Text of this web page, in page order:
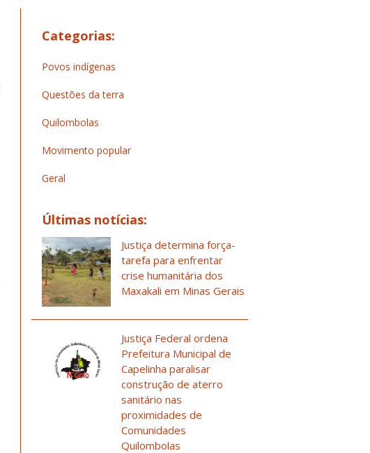
Categorias:
Povos indígenas
Questões da terra
Quilombolas
Movimento popular
Geral
Últimas notícias:
Justiça determina força-
tarefa para enfrentar
crise humanitária dos
Maxakali em Minas Gerais
Justiça Federal ordena
Prefeitura Municipal de
Capelinha paralisar
construção de aterro
sanitário nas
proximidades de
Comunidades
Quilombolas